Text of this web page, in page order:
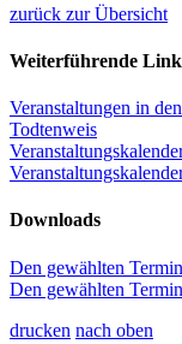
zurück zur Übersicht
Weiterführende
Veranstaltungen in
Todtenweis
Downloads
Den gewählten
Den gewählten
drucken nach oben